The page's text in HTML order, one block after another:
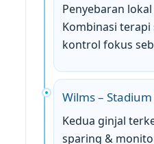
Penyebaran
Kombinasi
kontrol fokus
Wilms – Stadium
Kedua ginjal
sparing &